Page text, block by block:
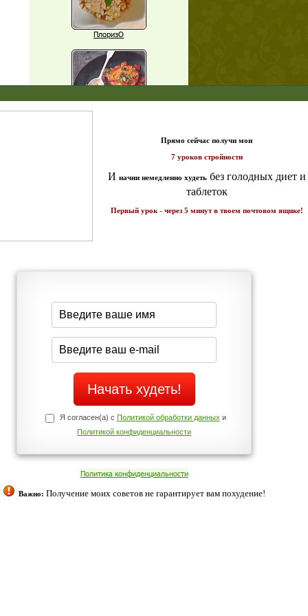
ПлоризО
Еще рецепты
середине дня?
Нет
Телефоны службы поддержки
+7 (909) 421-77-27
cookies. Оставаясь с нами, вы соглашаетесь с нашей
Согласен